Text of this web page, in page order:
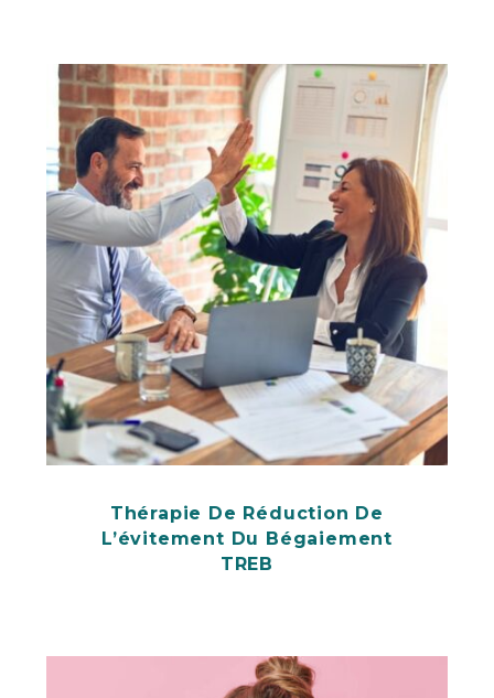
Thérapie De Réduction De
L’évitement Du Bégaiement
TREB